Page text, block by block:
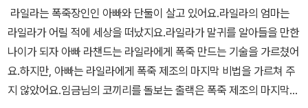
았더니 ' 너는 재능과 행운은 갖췄는데 둘째 번 선물 즉 열정 혹은 의
지가 부족해.' 라고 답하셨다. 맞다. 내가 생각해도 난 열정과 의지, 노
력이 부족한 듯하다. 이 책을 읽고 나니 나도 라일라처럼 꿈을 향한 열
정을 가져야겠다는 생각이 들었다. 그래서 불의 악마 라즈바니가 말
한 세 가지 선물을 완벽하게 갖춰서 내 꿈을 꼭 이뤄야지! 마지막으로
술폭죽의 장인이 되기 위해 라즈바니를 찾은 용기세가지를 모두 가진
라일라는 라즈바니를 만나게 됩니다.하지만 빈손으로 돌아오게 되요.
폭죽의 장인이 되기 위해 꼭 필요하다 특제유황은 없다네요. 아버지
를 구하기 위해 축제에서 1등 한 폭죽을 만들며라일라는 더욱 성장합
니다.폭죽 장인이 되기 위한 특제유황은 바로 폭죽 장이니 되기 위한
라일라는 폭죽장인인 아빠와 단둘이 살고 있어요.라일라의 엄마는
라일라가 어릴 적에 세상을 떠났지요.라일라가 말귀를 알아들을 만한
나이가 되자 아빠 라챈드는 라일라에게 폭죽 만드는 기술을 가르쳤어
요.하지만, 아빠는 라일라에게 폭죽 제조의 마지막 비법을 가르쳐 주
지 않았어요.임금님의 코끼리를 돌보는 출랙은 폭죽 제조의 마지막